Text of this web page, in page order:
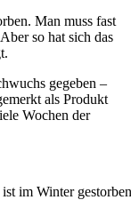
Man muss fast
so hat sich das
gegeben –
als Produkt
Wochen der
im Winter gestorben